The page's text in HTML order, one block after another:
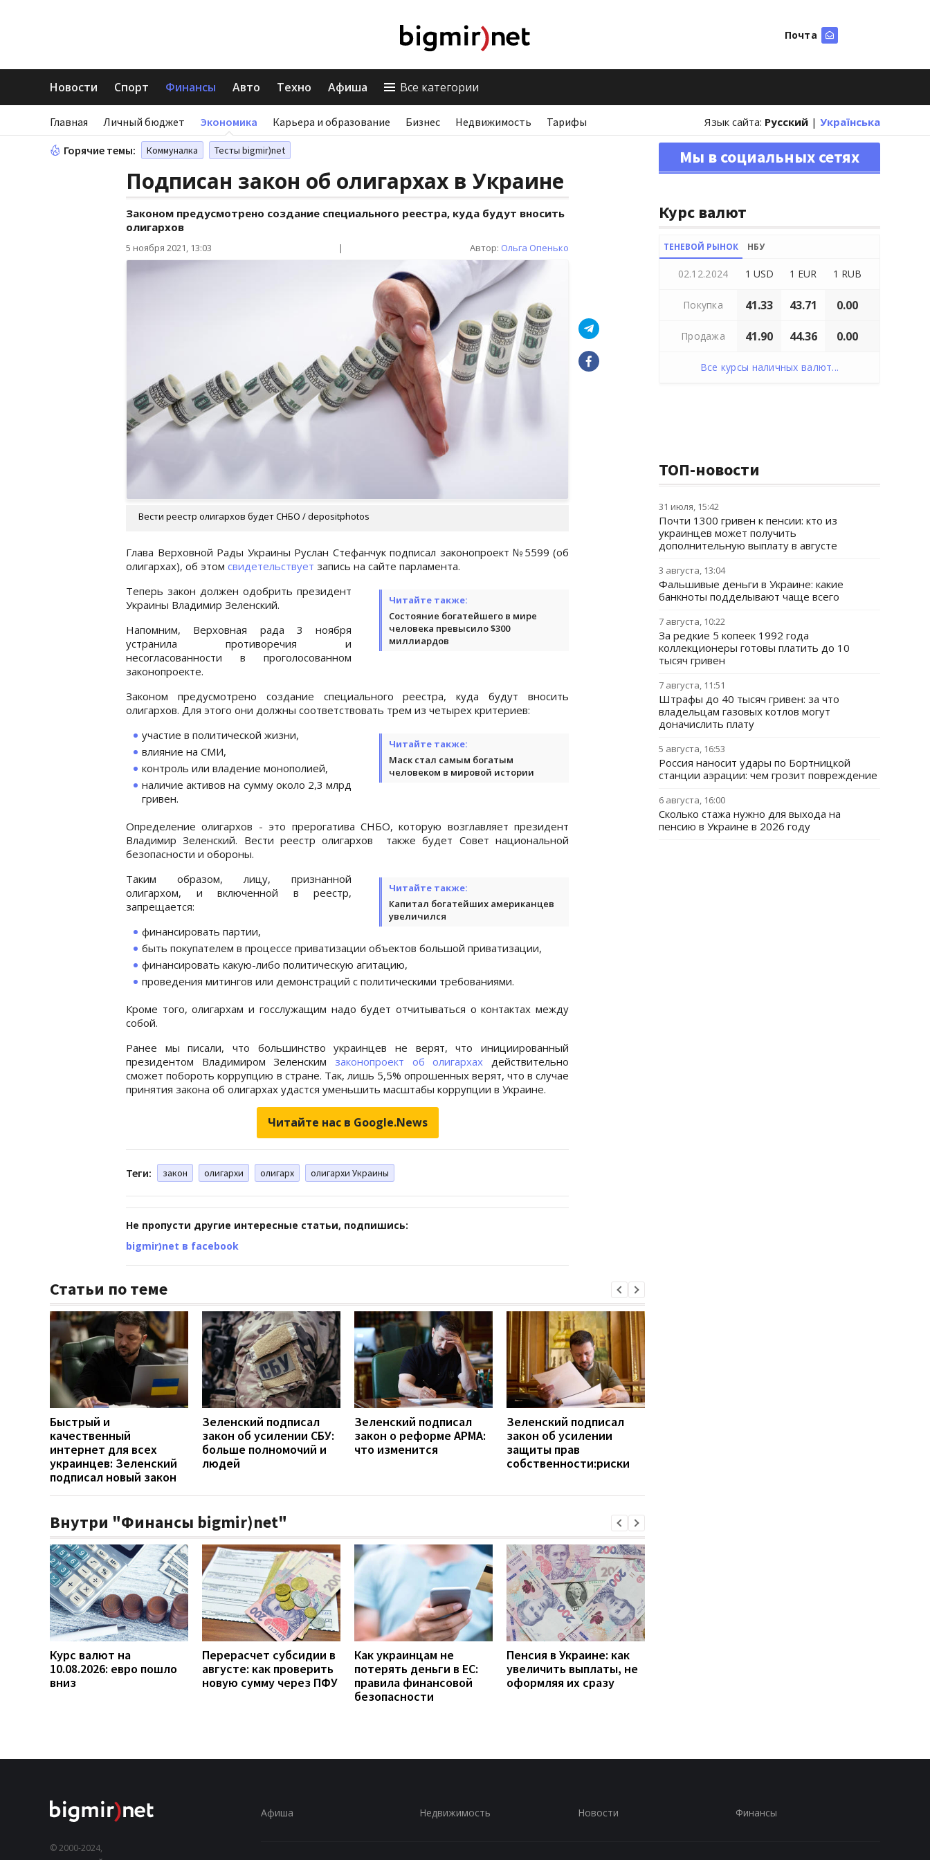
Почта
Новости Спорт Финансы Авто Техно Афиша Все категории
Главная Личный бюджет Экономика Карьера и образование Бизнес Недвижимость Тарифы Язык сайта: Русский | Українська
Горячие темы: Коммуналка Тесты bigmir)net
Подписан закон об олигархах в Украине
Законом предусмотрено создание специального реестра, куда будут вносить
олигархов
5 ноября 2021, 13:03 | Автор: Ольга Опенько
Вести реестр олигархов будет СНБО / depositphotos
Глава Верховной Рады Украины Руслан Стефанчук подписал законопроект №5599 (об
олигархах), об этом свидетельствует запись на сайте парламента.
Читайте также:
Состояние богатейшего в мире
человека превысило $300
миллиардов
Теперь закон должен одобрить президент
Украины Владимир Зеленский.
Напомним, Верховная рада 3 ноября
устранила противоречия и
несогласованности в проголосованном
законопроекте.
Законом предусмотрено создание специального реестра, куда будут вносить
олигархов. Для этого они должны соответствовать трем из четырех критериев:
Читайте также:
Маск стал самым богатым
человеком в мировой истории
участие в политической жизни,
влияние на СМИ,
контроль или владение монополией,
наличие активов на сумму около 2,3 млрд
гривен.
Определение олигархов - это прерогатива СНБО, которую возглавляет президент
Владимир Зеленский. Вести реестр олигархов также будет Совет национальной
безопасности и обороны.
Читайте также:
Капитал богатейших американцев
увеличился
Таким образом, лицу, признанной
олигархом, и включенной в реестр,
запрещается:
финансировать партии,
быть покупателем в процессе приватизации объектов большой приватизации,
финансировать какую-либо политическую агитацию,
проведения митингов или демонстраций с политическими требованиями.
Кроме того, олигархам и госслужащим надо будет отчитываться о контактах между
собой.
Ранее мы писали, что большинство украинцев не верят, что инициированный
президентом Владимиром Зеленским законопроект об олигархах действительно
сможет побороть коррупцию в стране. Так, лишь 5,5% опрошенных верят, что в случае
принятия закона об олигархах удастся уменьшить масштабы коррупции в Украине.
Читайте нас в Google.News
Теги: закон олигархи олигарх олигархи Украины
Не пропусти другие интересные статьи, подпишись:
bigmir)net в facebook
Статьи по теме
Быстрый и
качественный
интернет для всех
украинцев: Зеленский
подписал новый закон
Зеленский подписал
закон об усилении СБУ:
больше полномочий и
людей
Зеленский подписал
закон о реформе АРМА:
что изменится
Зеленский подписал
закон об усилении
защиты прав
собственности:риски
Внутри "Финансы bigmir)net"
Курс валют на
10.08.2026: евро пошло
вниз
Перерасчет субсидии в
августе: как проверить
новую сумму через ПФУ
Как украинцам не
потерять деньги в ЕС:
правила финансовой
безопасности
Пенсия в Украине: как
увеличить выплаты, не
оформляя их сразу
Мы в социальных сетях
Курс валют
ТЕНЕВОЙ РЫНОК НБУ
02.12.2024 1 USD 1 EUR 1 RUB
Покупка 41.33 43.71 0.00
Продажа 41.90 44.36 0.00
Все курсы наличных валют...
ТОП-новости
31 июля, 15:42
Почти 1300 гривен к пенсии: кто из
украинцев может получить
дополнительную выплату в августе
3 августа, 13:04
Фальшивые деньги в Украине: какие
банкноты подделывают чаще всего
7 августа, 10:22
За редкие 5 копеек 1992 года
коллекционеры готовы платить до 10
тысяч гривен
7 августа, 11:51
Штрафы до 40 тысяч гривен: за что
владельцам газовых котлов могут
доначислить плату
5 августа, 16:53
Россия наносит удары по Бортницкой
станции аэрации: чем грозит повреждение
6 августа, 16:00
Сколько стажа нужно для выхода на
пенсию в Украине в 2026 году
© 2000-2024,
Афиша Недвижимость Новости Финансы